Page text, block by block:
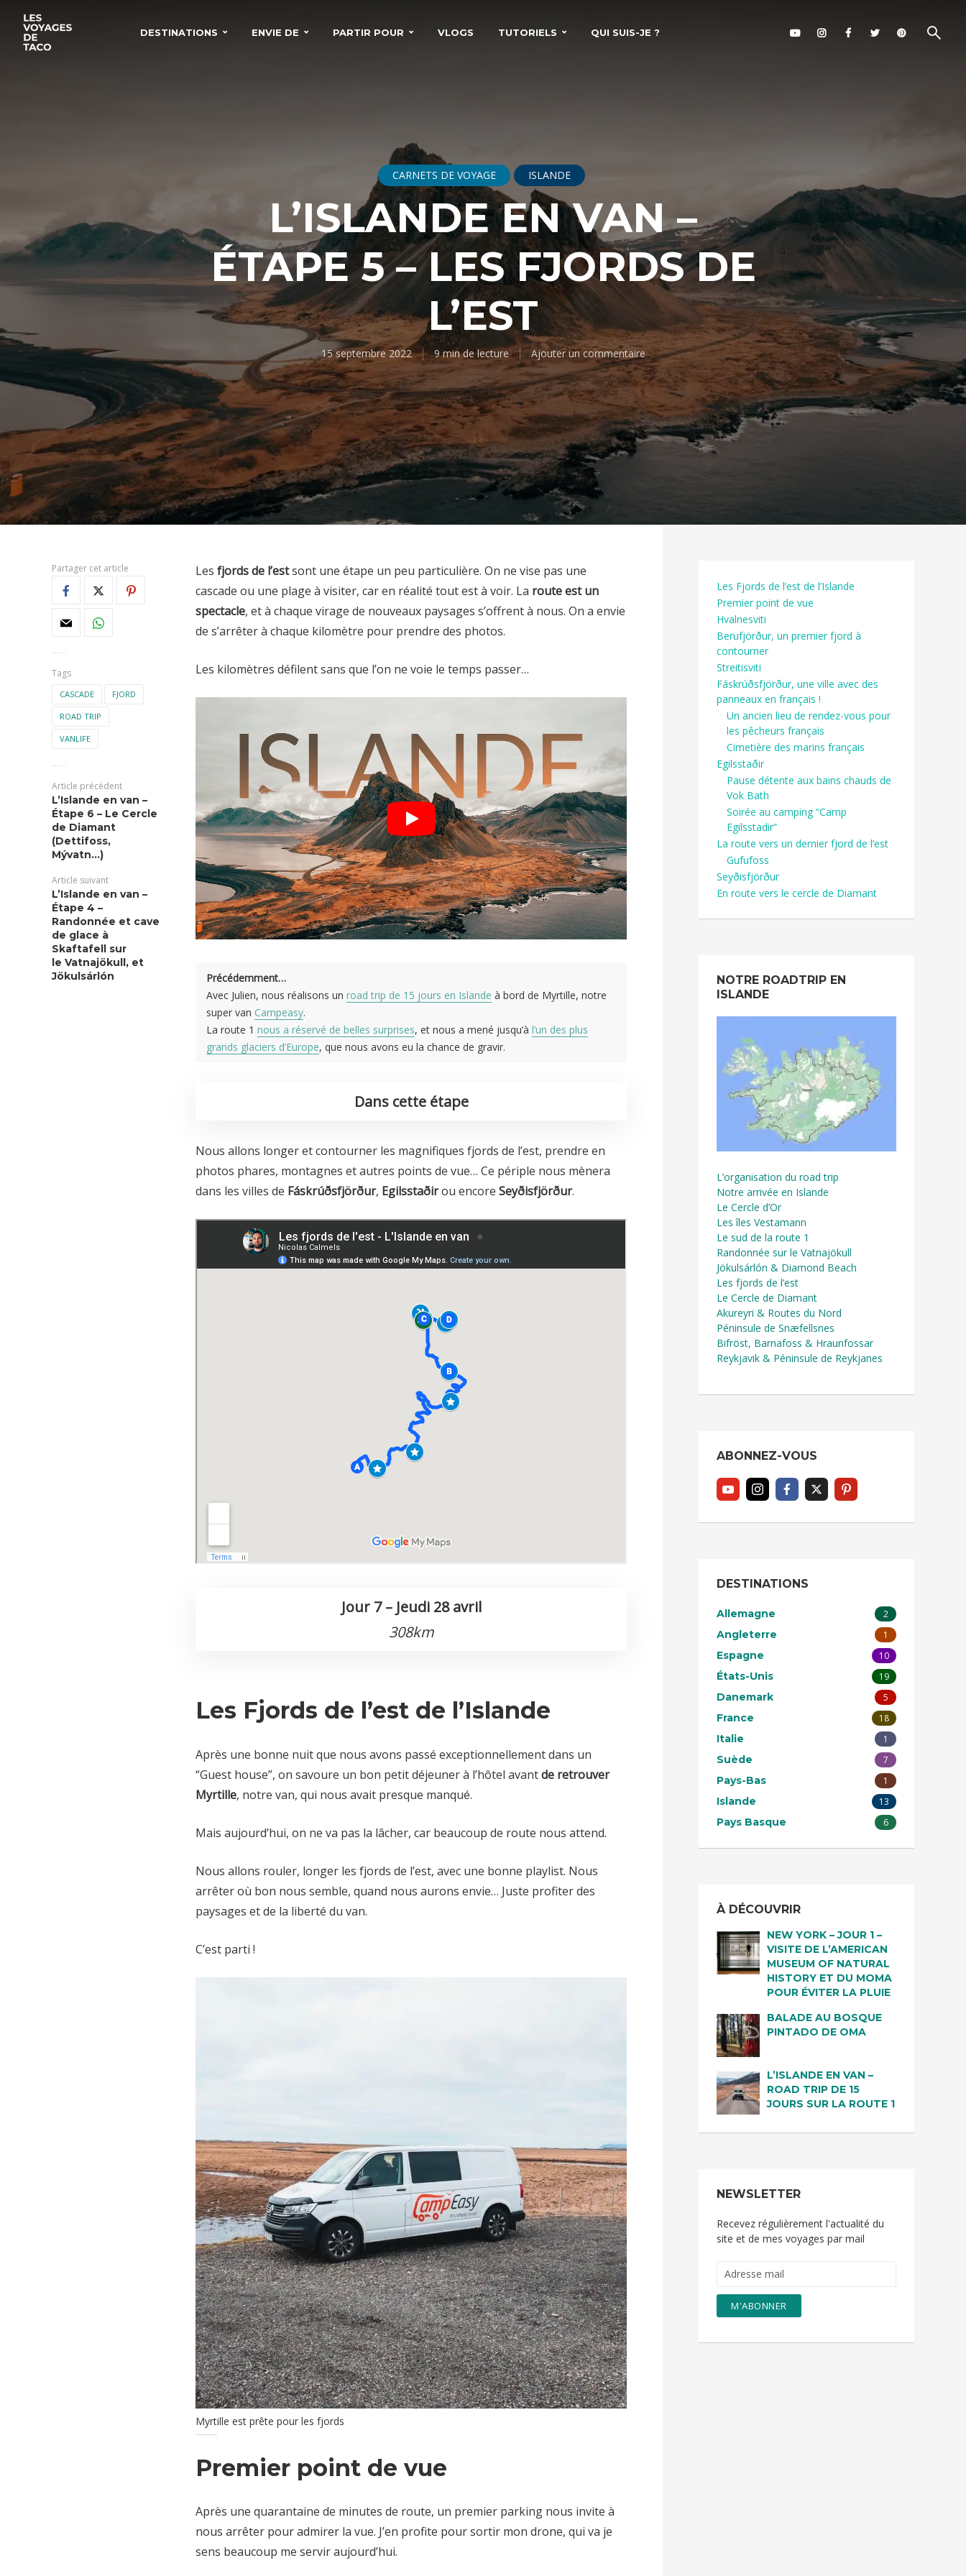
DESTINATIONS ENVIE DE PARTIR POUR VLOGS TUTORIELS QUI SUIS-JE ?
CARNETS DE VOYAGE ISLANDE
L’ISLANDE EN VAN –
ÉTAPE 5 – LES FJORDS DE
L’EST
15 septembre 2022 9 min de lecture Ajouter un commentaire
Partager cet article
Tags
CASCADE FJORD
ROAD TRIP
VANLIFE
Article précédent
L’Islande en van –
Étape 6 – Le Cercle
de Diamant
(Dettifoss,
Mývatn…)
Article suivant
L’Islande en van –
Étape 4 –
Randonnée et cave
de glace à
Skaftafell sur
le Vatnajökull, et
Jökulsárlón
Les fjords de l’estsont une étape un peu particulière. On ne vise pas une
cascade ou une plage à visiter, car en réalité tout est à voir. La route est un
spectacle, et à chaque virage de nouveaux paysages s’offrent à nous. On a envie
de s’arrêter à chaque kilomètre pour prendre des photos.
Les kilomètres défilent sans que l’on ne voie le temps passer…
Précédemment…
Avec Julien, nous réalisons un road trip de 15 jours en Islande à bord de Myrtille, notre
super van Campeasy.
La route 1 nous a réservé de belles surprises, et nous a mené jusqu’à l’un des plus
grands glaciers d’Europe, que nous avons eu la chance de gravir.
Dans cette étape
Nous allons longer et contourner les magnifiques fjords de l’est, prendre en
photos phares, montagnes et autres points de vue… Ce périple nous mènera
dans les villes de Fáskrúðsfjörður, Egilsstaðirou encore Seyðisfjörður.
Jour 7 – Jeudi 28 avril
308km
Les Fjords de l’est de l’Islande
Après une bonne nuit que nous avons passé exceptionnellement dans un
“Guest house”, on savoure un bon petit déjeuner à l’hôtel avantde retrouver
Myrtille, notre van, qui nous avait presque manqué.
Mais aujourd’hui, on ne va pas la lâcher, car beaucoup de route nous attend.
Nous allons rouler, longer les fjords de l’est, avec une bonne playlist. Nous
arrêter où bon nous semble, quand nous aurons envie… Juste profiter des
paysages et de la liberté du van.
C’est parti !
Myrtille est prête pour les fjords
Premier point de vue
Après une quarantaine de minutes de route, un premier parking nous invite à
nous arrêter pour admirer la vue. J’en profite pour sortir mon drone, qui va je
sens beaucoup me servir aujourd’hui.
Les Fjords de l’est de l’Islande
Premier point de vue
Hvalnesviti
Berufjörður, un premier fjord à
contourner
Streitisviti
Fáskrúðsfjörður, une ville avec des
panneaux en français !
Un ancien lieu de rendez-vous pour
les pêcheurs français
Cimetière des marins français
Egilsstaðir
Pause détente aux bains chauds de
Vok Bath
Soirée au camping “Camp
Egilsstadir”
La route vers un dernier fjord de l’est
Gufufoss
Seyðisfjörður
En route vers le cercle de Diamant
NOTRE ROADTRIP EN
ISLANDE
L’organisation du road trip
Notre arrivée en Islande
Le Cercle d’Or
Les îles Vestamann
Le sud de la route 1
Randonnée sur le Vatnajökull
Jökulsárlón & Diamond Beach
Les fjords de l’est
Le Cercle de Diamant
Akureyri & Routes du Nord
Péninsule de Snæfellsnes
Bifröst, Barnafoss & Hraunfossar
Reykjavik & Péninsule de Reykjanes
ABONNEZ-VOUS
DESTINATIONS
Allemagne 2
Angleterre 1
Espagne 10
États-Unis 19
Danemark 5
France 18
Italie 1
Suède 7
Pays-Bas 1
Islande 13
Pays Basque 6
À DÉCOUVRIR
NEW YORK – JOUR 1 –
VISITE DE L’AMERICAN
MUSEUM OF NATURAL
HISTORY ET DU MOMA
POUR ÉVITER LA PLUIE
BALADE AU BOSQUE
PINTADO DE OMA
L’ISLANDE EN VAN –
ROAD TRIP DE 15
JOURS SUR LA ROUTE 1
NEWSLETTER
Recevez régulièrement l'actualité du
site et de mes voyages par mail